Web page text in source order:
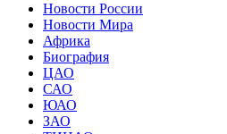
Новости России
Новости Мира
Африка
Биография
ЦАО
САО
ЮАО
ЗАО